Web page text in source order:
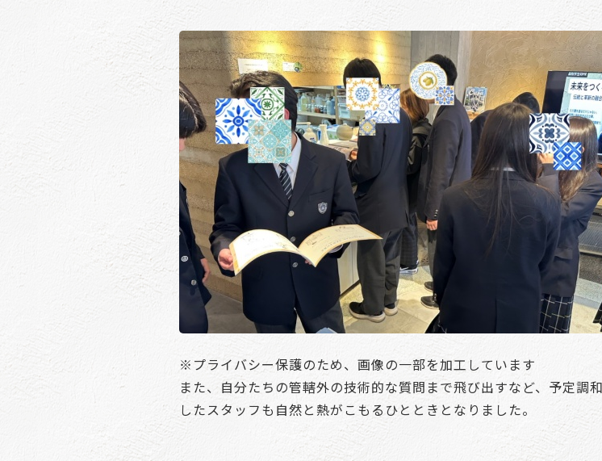
※プライバシー保護のため、画像の一部を加工しています
また、自分たちの管轄外の技術的な質問まで飛び出すなど、予定調
したスタッフも自然と熱がこもるひとときとなりました。